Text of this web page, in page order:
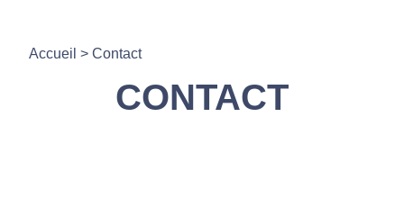
Accueil > Contact
CONTACT